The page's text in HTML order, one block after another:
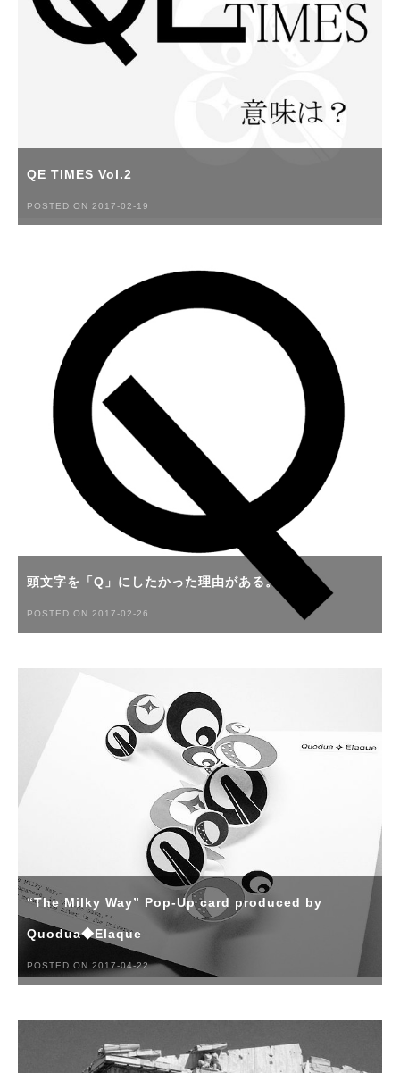
QE TIMES Vol.2
POSTED ON 2017-02-19
頭文字を「Q」にしたかった理由がある。
POSTED ON 2017-02-26
“The Milky Way” Pop-Up card produced by
Quodua◆Elaque
POSTED ON 2017-04-22